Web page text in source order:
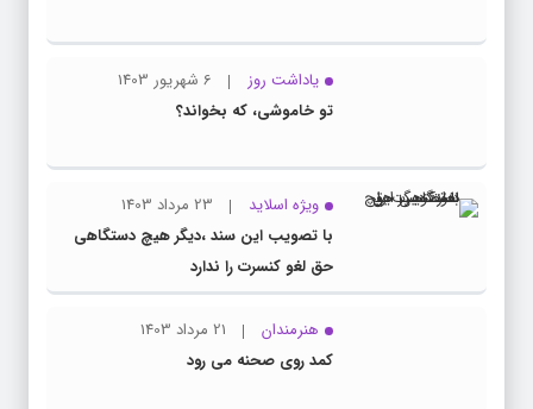
یاداشت روز
6 شهریور 1403
تو خاموشی، که بخواند؟
ویژه اسلاید
23 مرداد 1403
با تصویب این سند ،دیگر هیچ دستگاهی
حق لغو کنسرت را ندارد
هنرمندان
21 مرداد 1403
کمد روی صحنه می رود